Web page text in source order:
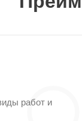
работ и